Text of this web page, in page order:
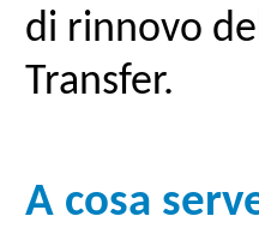
di rinnovo
Transfer.
A cosa